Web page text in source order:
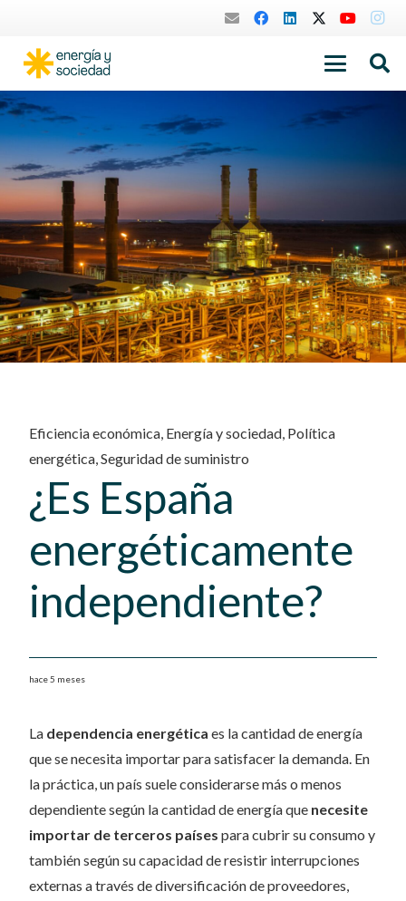
Eficiencia económica, Energía y sociedad, Política
energética,Seguridad de suministro
¿Es España
energéticamente
independiente?
hace 5 meses
La dependencia energética es la cantidad de energía
que se necesita importar para satisfacer la demanda. En
la práctica, un país suele considerarse más o menos
dependiente según la cantidad de energía que necesite
importar de terceros países para cubrir su consumo y
también según su capacidad de resistir interrupciones
externas a través de diversificación de proveedores,